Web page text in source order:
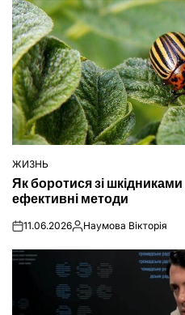
ОПУБЛІКУВАТИ
У
ЖИЗНЬ
Як боротися зі шкідниками
ефективні методи
on11.06.2026Опубліковано
Наумова Вікторія